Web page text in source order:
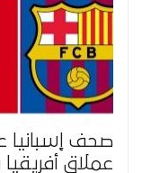
صحف إسبانيا
عملاق